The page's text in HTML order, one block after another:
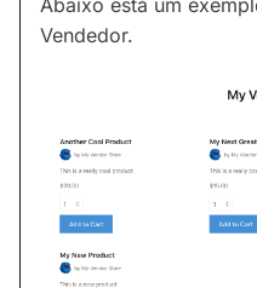
Vendedor.